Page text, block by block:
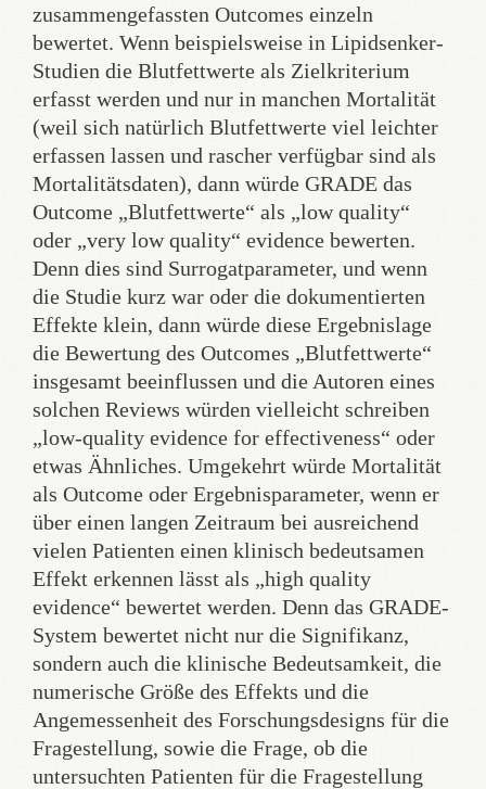
zusammengefassten Outcomes einzeln
bewertet. Wenn beispielsweise in Lipidsenker-
Studien die Blutfettwerte als Zielkriterium
erfasst werden und nur in manchen Mortalität
(weil sich natürlich Blutfettwerte viel leichter
erfassen lassen und rascher verfügbar sind als
Mortalitätsdaten), dann würde GRADE das
Outcome „Blutfettwerte“ als „low quality“
oder „very low quality“ evidence bewerten.
Denn dies sind Surrogatparameter, und wenn
die Studie kurz war oder die dokumentierten
Effekte klein, dann würde diese Ergebnislage
die Bewertung des Outcomes „Blutfettwerte“
insgesamt beeinflussen und die Autoren eines
solchen Reviews würden vielleicht schreiben
„low-quality evidence for effectiveness“ oder
etwas Ähnliches. Umgekehrt würde Mortalität
als Outcome oder Ergebnisparameter, wenn er
über einen langen Zeitraum bei ausreichend
vielen Patienten einen klinisch bedeutsamen
Effekt erkennen lässt als „high quality
evidence“ bewertet werden. Denn das GRADE-
System bewertet nicht nur die Signifikanz,
sondern auch die klinische Bedeutsamkeit, die
numerische Größe des Effekts und die
Angemessenheit des Forschungsdesigns für die
Fragestellung, sowie die Frage, ob die
untersuchten Patienten für die Fragestellung